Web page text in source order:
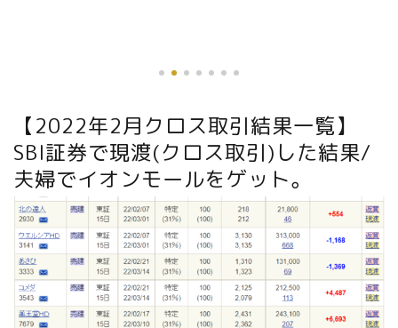
【2022年2月クロス取引結果一覧】
SBI証券で現渡(クロス取引)した結果/
夫婦でイオンモールをゲット。